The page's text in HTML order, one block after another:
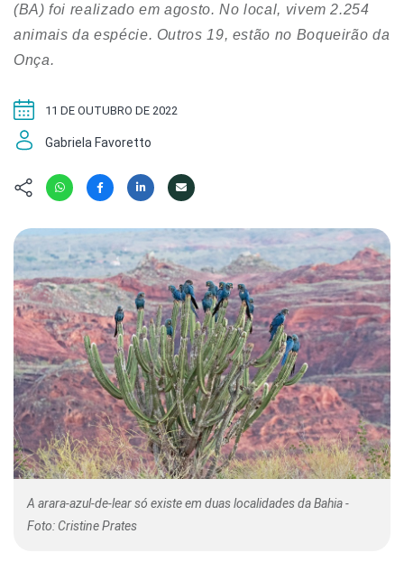
Kit
Na Linha
Túnel do
Universo
(BA) foi realizado em agosto. No local, vivem 2.254
animais da espécie. Outros 19, estão no Boqueirão da
Onça.
Gabriela Favoretto
11 DE OUTUBRO DE 2022
A arara-azul-de-lear só existe em duas localidades da Bahia -
Foto: Cristine Prates